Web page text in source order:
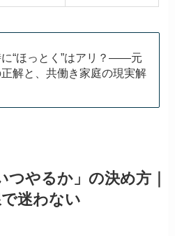
に“ほっとく”はアリ？——元
解と、共働き家庭の現実解
やるか」の決め方｜
迷わない